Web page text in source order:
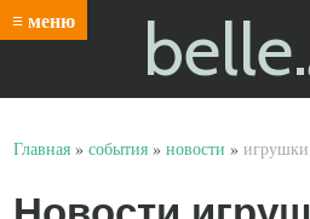
≡ меню belle.
Главная » события » новости » игрушки